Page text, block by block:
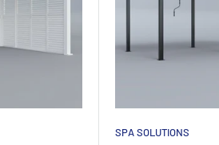
SPA SOLUTIONS